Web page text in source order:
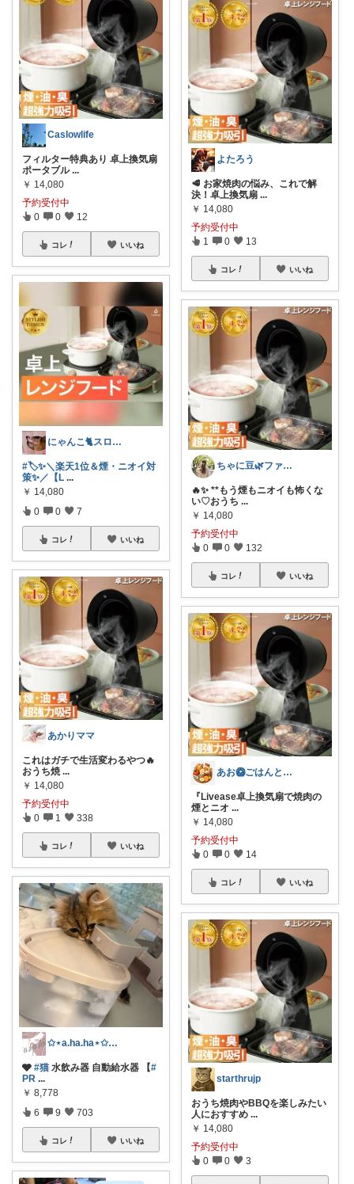
Caslowlife
フィルター特典あり 卓上換気扇
ポータブル ...
￥ 14,080
予約受付中
0 0 12
コレ いいね
にゃんこ🐈スローです🐢💦
#🏷️✨＼楽天1位＆煙・ニオイ対
策✨／【L ...
￥ 14,080
0 0 7
コレ いいね
あかりママ
これはガチで生活変わるやつ🔥
おうち焼 ...
￥ 14,080
予約受付中
0 1 338
コレ いいね
✩⋆a.ha.ha⋆✩🛒感謝っ❤︎
🩶 #猫 水飲み器 自動給水器 【#
PR ...
￥ 8,778
6 9 703
コレ いいね
よたろう
🥩 お家焼肉の悩み、これで解
決！卓上換気扇 ...
￥ 14,080
予約受付中
1 0 13
コレ いいね
ちゃに豆🌿ファッション好き✨
🔥✨ **もう煙もニオイも怖くな
い♡おうち ...
￥ 14,080
予約受付中
0 0 132
コレ いいね
あお🥝ごはんとおともたち🥭
『Livease卓上換気扇で焼肉の
煙とニオ ...
￥ 14,080
予約受付中
0 0 14
コレ いいね
starthrujp
おうち焼肉やBBQを楽しみたい
人におすすめ ...
￥ 14,080
予約受付中
0 0 3